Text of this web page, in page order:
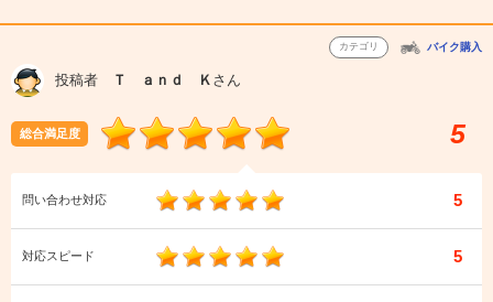
カテゴリ バイク購入
投稿者 Ｔ ａｎｄ Ｋ さん
総合満足度 5
問い合わせ対応 5
対応スピード 5